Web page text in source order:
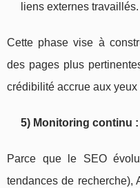
liens externes travaillés.
Cette phase vise à
des pages plus
crédibilité accrue aux
5) Monitoring continu
Parce que le SEO
tendances de recherche),